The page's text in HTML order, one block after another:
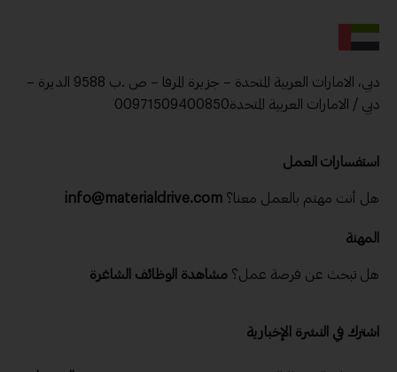
دبي، الامارات العربية المتحدة – جزيرة المرفا – ص .ب 9588 الديرة –
دبي / الامارات العربية المتحدة00971509400850
استفسارات العمل
هل أنت مهتم بالعمل معنا؟ info@materialdrive.com
المهنة
هل تبحث عن فرصة عمل؟ مشاهدة الوظائف الشاغرة
اشترك في النشرة الإخبارية